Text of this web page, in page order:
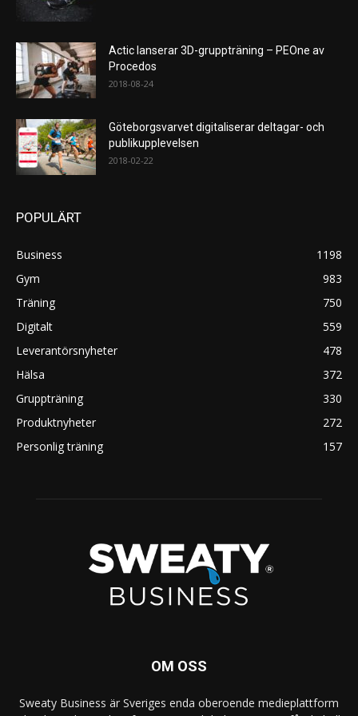
Actic lanserar 3D-gruppträning – PEOne av
Procedos
2018-08-24
Göteborgsvarvet digitaliserar deltagar- och
publikupplevelsen
2018-02-22
POPULÄRT
Business
1198
Gym
983
Träning
750
Digitalt
559
Leverantörsnyheter
478
Hälsa
372
Gruppträning
330
Produktnyheter
272
Personlig träning
157
OM OSS
Sweaty Business är Sveriges enda oberoende medieplattform